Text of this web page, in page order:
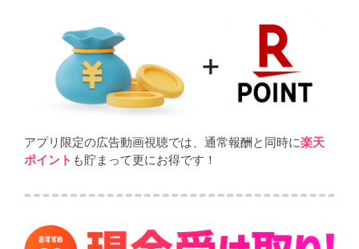
アプリ限定の広告動画視聴では、通常報酬と同時に楽天
ポイント も貯まって更にお得です！